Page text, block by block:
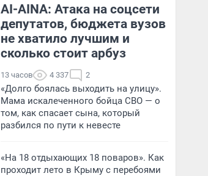
сосудах.
AI-AINA: Атака на соцсети
депутатов, бюджета вузов
не хватило лучшим и
сколько стоит арбуз
13 часов 4 337 2
«Долго боялась выходить на улицу».
Мама искалеченного бойца СВО — о
том, как спасает сына, который
разбился по пути к невесте
«На 18 отдыхающих 18 поваров». Как
проходит лето в Крыму с перебоями